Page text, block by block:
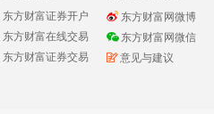
东方财富证券开户
东方财富在线交易
东方财富证券交易
东方财富网微博
东方财富网微信
意见与建议